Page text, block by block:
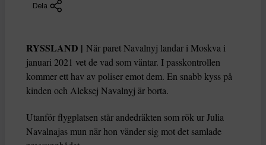
Dela
RYSSLAND | När paret Navalnyj landar i Moskva i
januari 2021 vet de vad som väntar. I passkontrollen
kommer ett hav av poliser emot dem. En snabb kyss på
kinden och Aleksej Navalnyj är borta.
Utanför flygplatsen står andedräkten som rök ur Julia
Navalnajas mun när hon vänder sig mot det samlade